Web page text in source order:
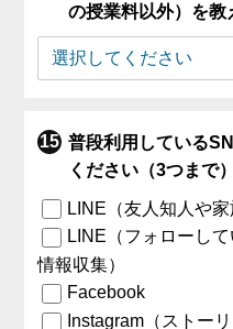
の授業料以外）を教
普段利用している
ください（3つまで）
LINE（友人知人や家
LINE（フォローし
情報収集）
Facebook
Instagram（ストー